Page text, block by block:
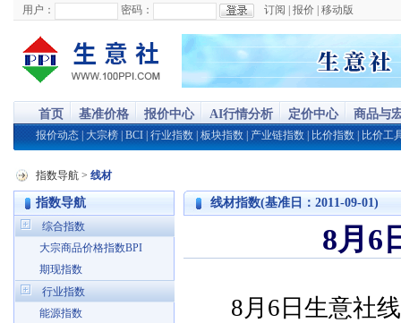
用户： 密码： 订阅 报价 移动版
首页 基准价格 报价中心 AI行情分析 定价中心 商品与
报价动态 大宗榜 BCI 行业指数 板块指数 产业链指数 比价指数 比价工
指数导航 > 线材
指数导航
综合指数
大宗商品价格指数BPI
期现指数
行业指数
能源指数
线材指数(基准日：2011-09-01)
8月6
8月6日生意社